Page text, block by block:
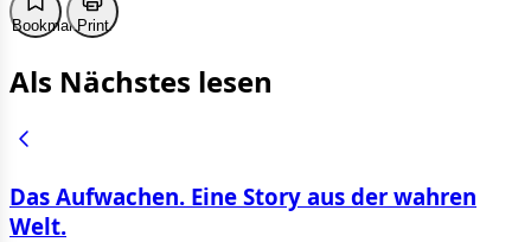
BookmarkPrint
Als Nächstes lesen
Das Aufwachen. Eine Story aus der wahren
Welt.